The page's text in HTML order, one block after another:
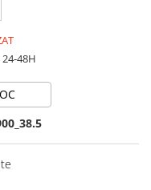
24-48H